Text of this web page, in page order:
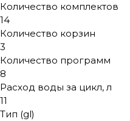
Количество комплектов
14
Количество корзин
3
Количество программ
8
Расход воды за цикл, л
11
Тип (gl)